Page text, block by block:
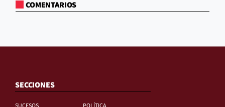
COMENTARIOS
SECCIONES